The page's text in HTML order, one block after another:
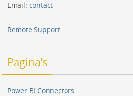
Email: contact
Remote Support
Pagina’s
Power BI Connectors